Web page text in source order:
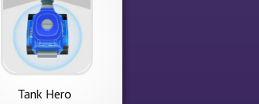
Tank Hero